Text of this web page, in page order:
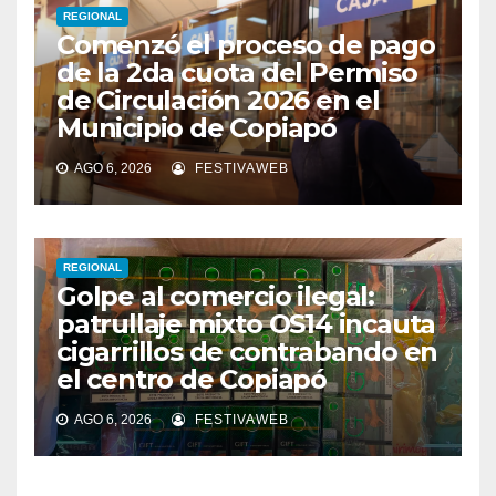
REGIONAL
Comenzó el proceso de pago
de la 2da cuota del Permiso
de Circulación 2026 en el
Municipio de Copiapó
AGO 6, 2026 FESTIVAWEB
REGIONAL
Golpe al comercio ilegal:
patrullaje mixto OS14 incauta
cigarrillos de contrabando en
el centro de Copiapó
AGO 6, 2026 FESTIVAWEB